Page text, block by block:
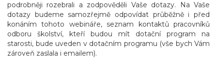
podrobněji rozebrali a zodpověděli Vaše dotazy. Na Vaše
dotazy budeme samozřejmě odpovídat průběžně i před
konáním tohoto webináře, seznam kontaktů pracovníků
odboru školství, kteří budou mít dotační program na
starosti, bude uveden v dotačním programu (vše bych Vám
zároveň zaslala i emailem).